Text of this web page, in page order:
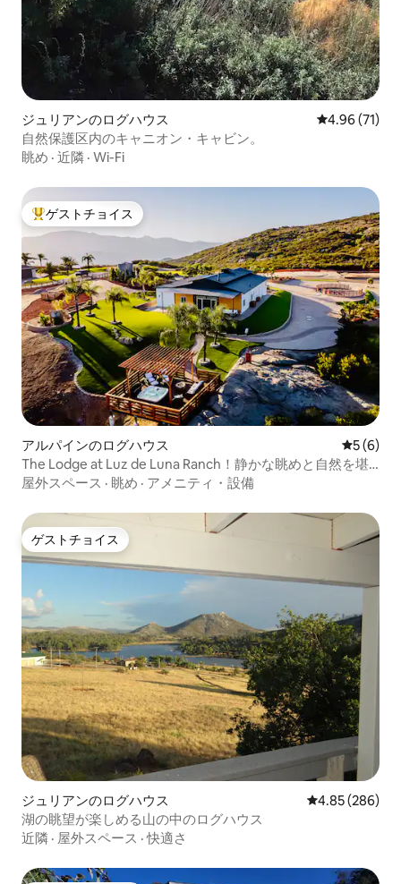
ジュリアンのログハウス レビュー71
4.96 (71)
自然保護区内のキャニオン・キャビン。
眺め · 近隣 · Wi-Fi
大好評のゲストチョイスです。
ゲストチョイス
アルパインのログハウス レビュー
5 (6)
The Lodge at Luz de Luna Ranch！静かな眺めと自然を堪
能しよう
屋外スペース · 眺め · アメニティ・設備
ゲストチョイス
ゲストチョイス
ジュリアンのログハウス レビュー286
4.85 (286)
湖の眺望が楽しめる山の中のログハウス
近隣 · 屋外スペース ·快適さ